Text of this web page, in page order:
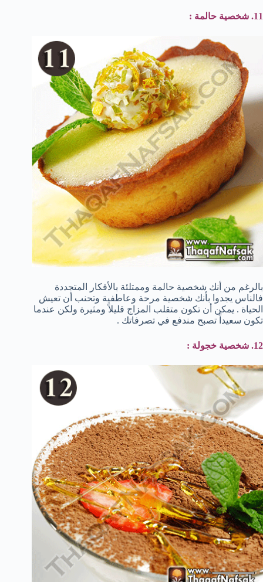
11. شخصية حالمة :
بالرغم من أنك شخصية حالمة وممتلئة بالأفكار المتجددة
فالناس يجدوا بأنك شخصية مرحة وعاطفية وتحنب أن تعيش
الحياة . يمكن أن تكون متقلب المزاج قليلاً ومثيرة ولكن عندما
تكون سعيداً تصبح مندفع في تصرفاتك .
12. شخصية خجولة :